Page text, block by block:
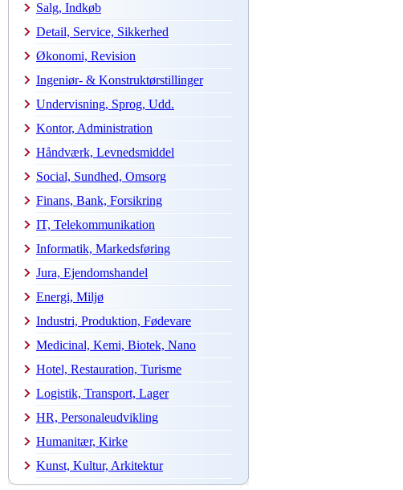
Salg, Indkøb
Detail, Service, Sikkerhed
Økonomi, Revision
Ingeniør- & Konstruktørstillinger
Undervisning, Sprog, Udd.
Kontor, Administration
Håndværk, Levnedsmiddel
Social, Sundhed, Omsorg
Finans, Bank, Forsikring
IT, Telekommunikation
Informatik, Markedsføring
Jura, Ejendomshandel
Energi, Miljø
Industri, Produktion, Fødevare
Medicinal, Kemi, Biotek, Nano
Hotel, Restauration, Turisme
Logistik, Transport, Lager
HR, Personaleudvikling
Humanitær, Kirke
Kunst, Kultur, Arkitektur